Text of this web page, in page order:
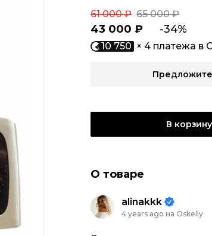
43 000 ₽ -34%
61 000 ₽ 65 000 ₽
10 750 × 4 платежа в
В корзину
О товаре
alinakkk
4 years ago на Oskelly